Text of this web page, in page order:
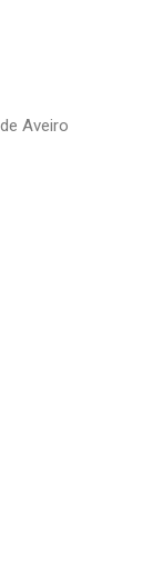
Aveiro